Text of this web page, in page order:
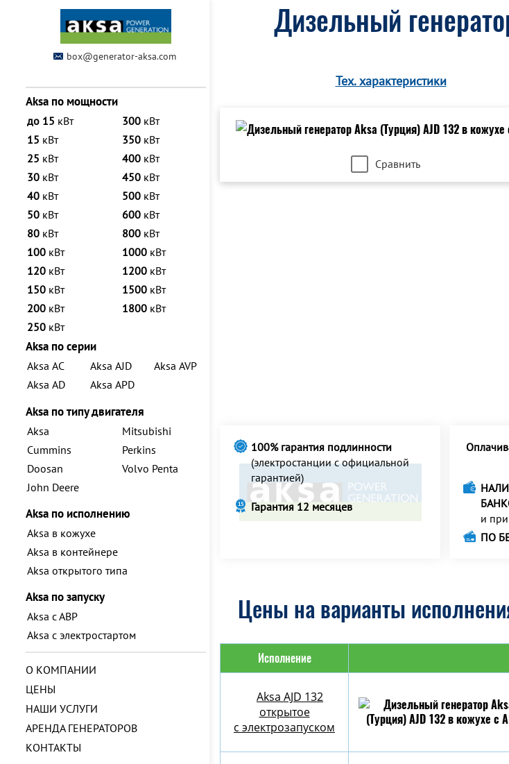
box@generator-aksa.com
Aksa по мощности
до 15 кВт
15 кВт
25 кВт
30 кВт
40 кВт
50 кВт
80 кВт
100 кВт
120 кВт
150 кВт
200 кВт
250 кВт
300 кВт
350 кВт
400 кВт
450 кВт
500 кВт
600 кВт
800 кВт
1000 кВт
1200 кВт
1500 кВт
1800 кВт
Aksa по серии
Aksa AC
Aksa AD
Aksa AJD
Aksa APD
Aksa AVP
Aksa по типу двигателя
Aksa
Cummins
Doosan
John Deere
Mitsubishi
Perkins
Volvo Penta
Aksa по исполнению
Aksa в кожухе
Aksa в контейнере
Aksa открытого типа
Aksa по запуску
Aksa с АВР
Aksa с электростартом
О КОМПАНИИ
ЦЕНЫ
НАШИ УСЛУГИ
АРЕНДА ГЕНЕРАТОРОВ
КОНТАКТЫ
Дизельный
Тех. характеристики
Сравнить
100% гарантия подлинности
(электростанции с официальной
гарантией)
Гарантия 12 месяцев
и
ПО
Цены на варианты
Исполнение
Aksa AJD 132
открытое
с электрозапуском